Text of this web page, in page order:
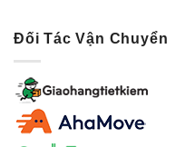
Đối Tác Vận Chuyển